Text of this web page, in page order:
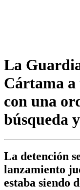
La
Cártama a
con una
búsqueda
La detención
lanzamiento
estaba siendo